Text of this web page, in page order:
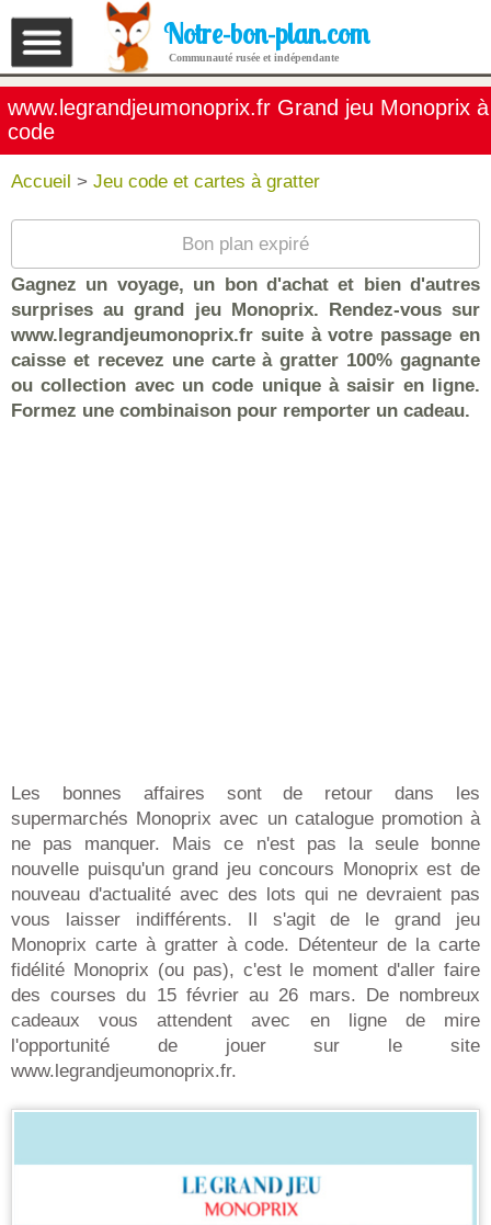
Notre-bon-plan.com
Communauté rusée et indépendante
www.legrandjeumonoprix.fr Grand jeu Monoprix à
code
Accueil > Jeu code et cartes à gratter
Bon plan expiré
Gagnez un voyage, un bon d'achat et bien d'autres
surprises au grand jeu Monoprix. Rendez-vous sur
www.legrandjeumonoprix.fr suite à votre passage en
caisse et recevez une carte à gratter 100% gagnante
ou collection avec un code unique à saisir en ligne.
Formez une combinaison pour remporter un cadeau.
Les bonnes affaires sont de retour dans les
supermarchés Monoprix avec un catalogue promotion à
ne pas manquer. Mais ce n'est pas la seule bonne
nouvelle puisqu'un grand jeu concours Monoprix est de
nouveau d'actualité avec des lots qui ne devraient pas
vous laisser indifférents. Il s'agit de le grand jeu
Monoprix carte à gratter à code. Détenteur de la carte
fidélité Monoprix (ou pas), c'est le moment d'aller faire
des courses du 15 février au 26 mars. De nombreux
cadeaux vous attendent avec en ligne de mire
l'opportunité de jouer sur le site
www.legrandjeumonoprix.fr.